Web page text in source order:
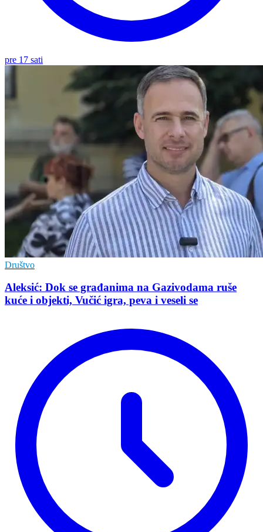
pre 17 sati
Društvo
Aleksić: Dok se građanima na Gazivodama ruše
kuće i objekti, Vučić igra, peva i veseli se